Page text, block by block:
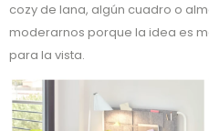
cozy de lana, algún cuadro o
moderarnos porque la idea es
para la vista.